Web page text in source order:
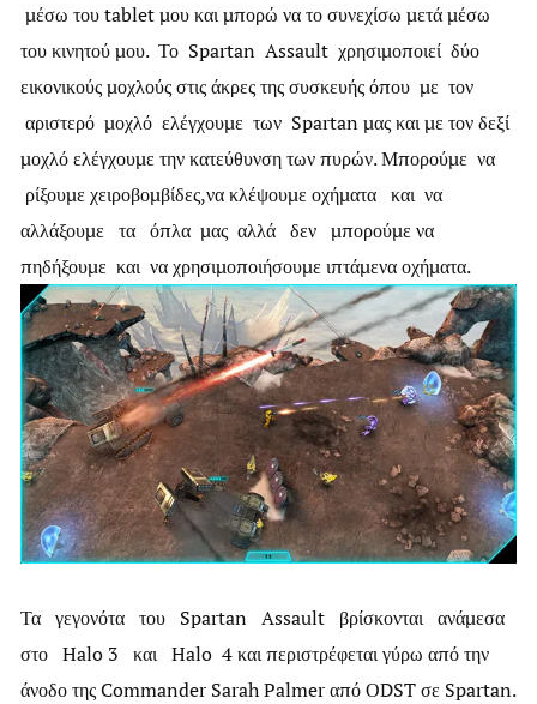
μέσω του tablet μου και μπορώ να το συνεχίσω μετά μέσω
του κινητού μου. Το Spartan Assault χρησιμοποιεί δύο
εικονικούς μοχλούς στις άκρες της συσκευής όπου με τον
αριστερό μοχλό ελέγχουμε των Spartan μας και με τον δεξί
μοχλό ελέγχουμε την κατεύθυνση των πυρών. Μπορούμε να
ρίξουμε χειροβομβίδες,να κλέψουμε οχήματα και να
αλλάξουμε τα όπλα μας αλλά δεν μπορούμε να
πηδήξουμε και να χρησιμοποιήσουμε ιπτάμενα οχήματα.
Τα γεγονότα του Spartan Assault βρίσκονται ανάμεσα
στο Halo 3 και Halo 4 και περιστρέφεται γύρω από την
άνοδο της Commander Sarah Palmer από ΟDST σε Spartan.